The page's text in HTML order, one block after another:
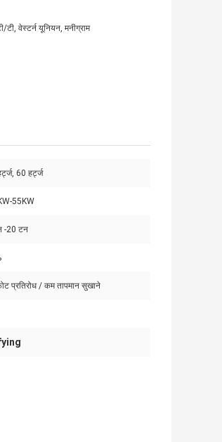
टी, वेस्टर्न यूनियन, मनीग्राम
60 हर्ट्ज
55KW
-20 टन
प्रतिरोध / कम तापमान सुखाने